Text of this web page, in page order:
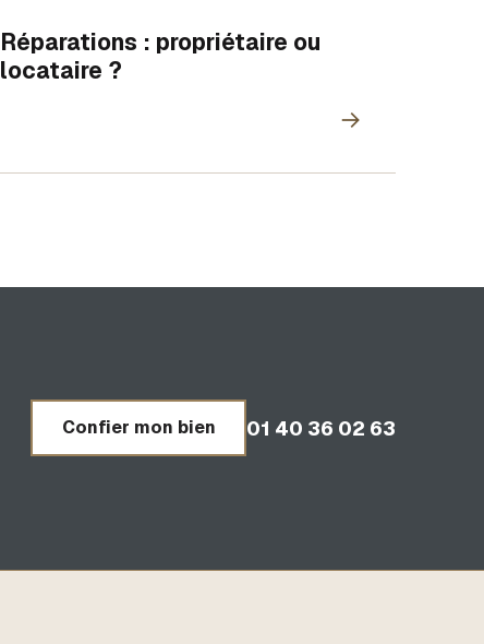
Réparations : propriétaire ou
locataire ?
→
Confier mon bien 01 40 36 02 63